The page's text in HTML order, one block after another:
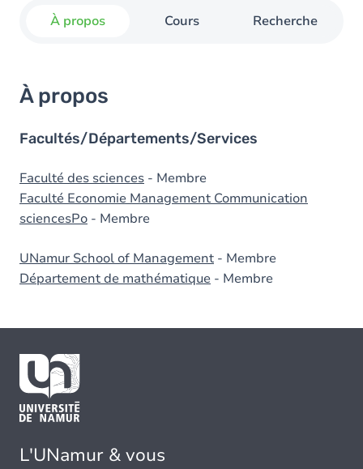
À propos Cours Recherche
À propos
Facultés/Départements/Services
Faculté des sciences - Membre
Faculté Economie Management Communication
sciencesPo - Membre
UNamur School of Management - Membre
Département de mathématique - Membre
L'UNamur & vous